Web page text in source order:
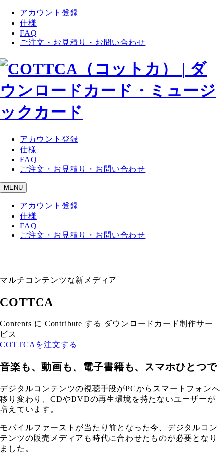
アカウント登録
仕様
FAQ
ご注文・お見積り・お問い合わせ
アカウント登録
仕様
FAQ
ご注文・お見積り・お問い合わせ
MENU
アカウント登録
仕様
FAQ
ご注文・お見積り・お問い合わせ
マルチコンテンツな新メディア
COTTCA
Contents に Contribute する ダウンロードカード制作サー
ビス
COTTCAを注文する
音楽も、動画も、電子書籍も、スマホひとつで
デジタルコンテンツの視聴手段がPCからスマートフォンへ
移り変わり、CDやDVDの再生環境を持たないユーザーが
増えています。
モバイルファーストが当たり前となった今、デジタルコン
テンツの販売メディアも時代に合わせたものが必要となり
ました。